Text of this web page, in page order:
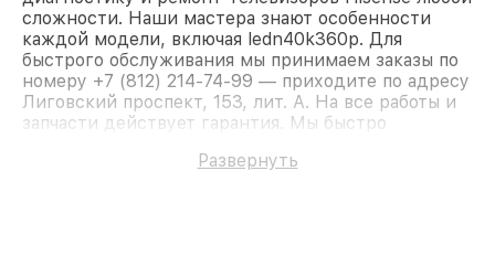
сложности. Наши мастера знают особенности
каждой модели, включая ledn40k360p. Для
быстрого обслуживания мы принимаем заказы по
номеру +7 (812) 214-74-99 — приходите по адресу
Лиговский проспект, 153, лит. А. На все работы и
запчасти действует гарантия. Мы быстро
Развернуть